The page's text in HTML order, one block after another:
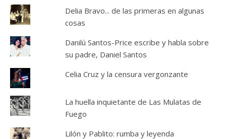
Delia Bravo... de las primeras en algunas
cosas
Danilú Santos-Price escribe y habla sobre
su padre, Daniel Santos
Celia Cruz y la censura vergonzante
La huella inquietante de Las Mulatas de
Fuego
Lilón y Pablito: rumba y leyenda